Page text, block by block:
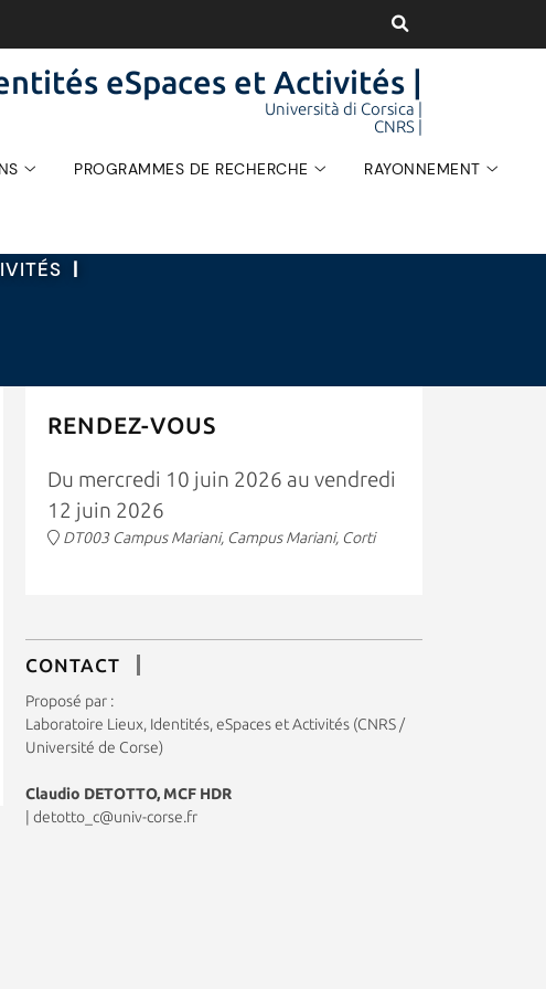
eSpaces et Activités |
Università di Corsica |
CNRS |
PROGRAMMES DE RECHERCHE RAYONNEMENT
|
RENDEZ-VOUS
Du mercredi 10 juin 2026 au vendredi
12 juin 2026
DT003 Campus Mariani, Campus Mariani, Corti
CONTACT
Proposé par :
Laboratoire Lieux, Identités, eSpaces et Activités (CNRS /
Université de Corse)
Claudio DETOTTO, MCF HDR
detotto_c@univ-corse.fr